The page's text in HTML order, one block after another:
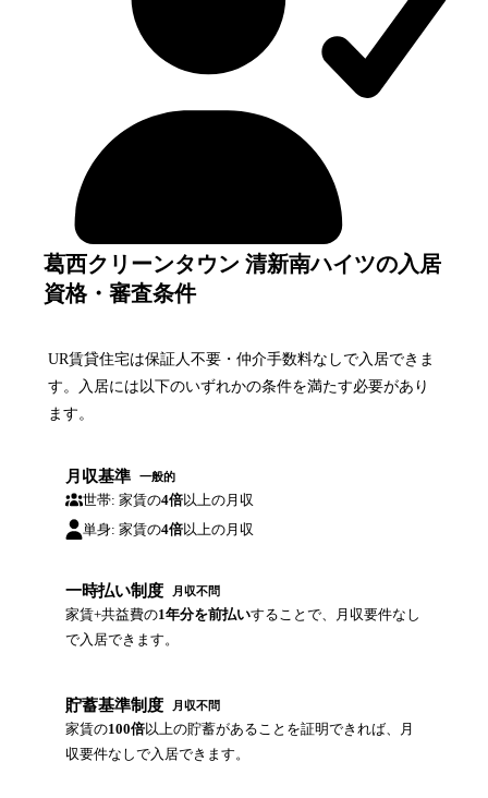
葛西クリーンタウン 清新南ハイツの入居
資格・審査条件
UR賃貸住宅は保証人不要・仲介手数料なしで入居できま
す。入居には以下のいずれかの条件を満たす必要があり
ます。
月収基準 一般的
世帯: 家賃の4倍以上の月収
単身: 家賃の4倍以上の月収
一時払い制度 月収不問
家賃+共益費の1年分を前払いすることで、月収要件なし
で入居できます。
貯蓄基準制度 月収不問
家賃の100倍以上の貯蓄があることを証明できれば、月
収要件なしで入居できます。